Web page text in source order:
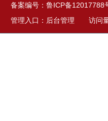
备案编号： 鲁ICP备12017788
管理入口： 后台管理 访问量